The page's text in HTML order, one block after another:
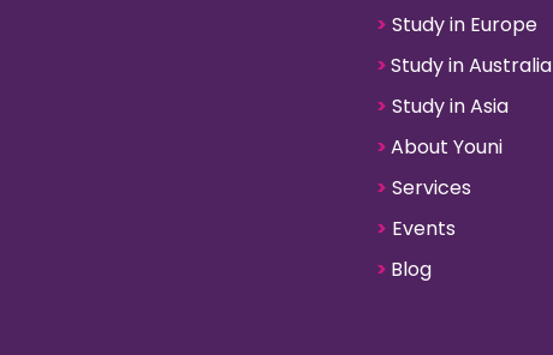
> Study in Europe
>Study in Australia
> Study in Asia
>About Youni
> Services
> Events
> Blog